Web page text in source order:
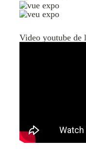
Video youtube de